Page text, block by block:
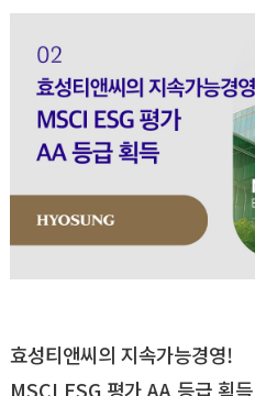
효성티앤씨의 지속가능경영!
MSCI ESG 평가 AA 등급 획득